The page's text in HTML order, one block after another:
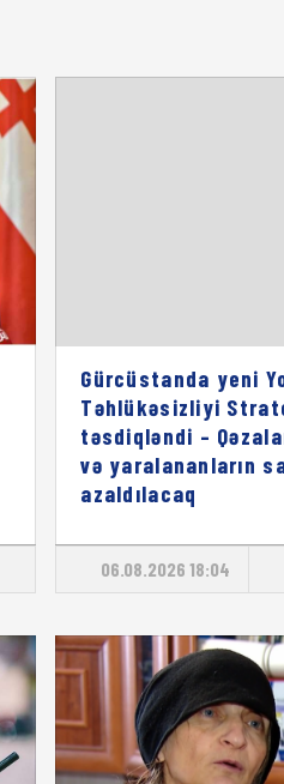
Gürcüstanda yeni
Təhlükəsizliyi
təsdiqləndi –
və yaralananların
azaldılacaq
06.08.2026 18:04